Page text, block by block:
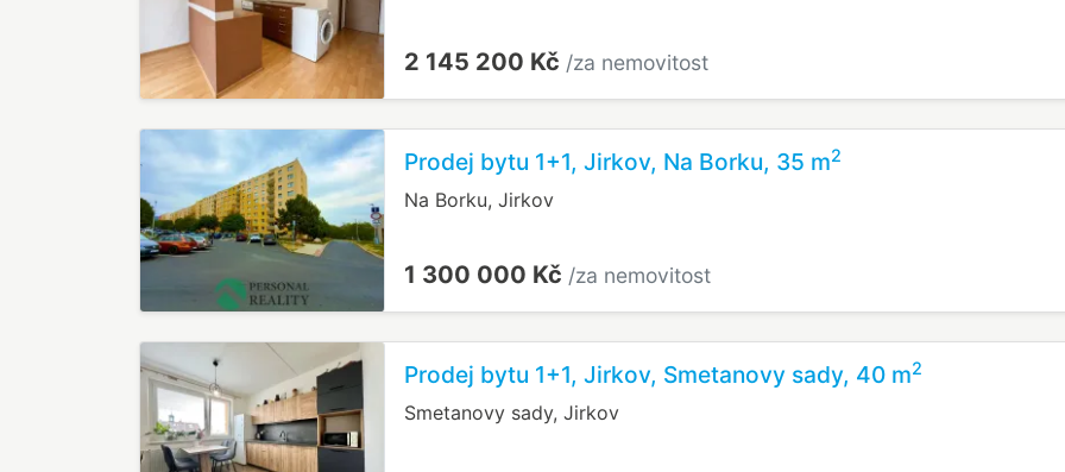
2 145 200 Kč /za nemovitost
Prodej bytu 1+1, Jirkov, Na Borku, 35 m2
Na Borku, Jirkov
1 300 000 Kč /za nemovitost
Prodej bytu 1+1, Jirkov, Smetanovy sady, 40 m2
Smetanovy sady, Jirkov